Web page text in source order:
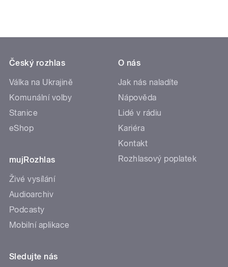
Český rozhlas
Válka na Ukrajině
Komunální volby
Stanice
eShop
mujRozhlas
Živé vysílání
Audioarchiv
Podcasty
Mobilní aplikace
O nás
Jak nás naladíte
Nápověda
Lidé v rádiu
Kariéra
Kontakt
Rozhlasový poplatek
Sledujte nás